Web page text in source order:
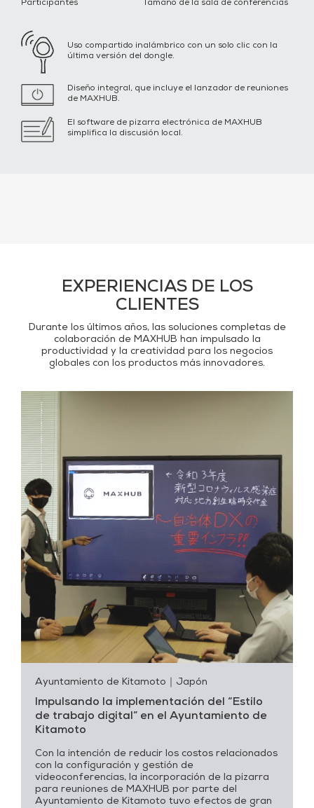
Participantes Tamaño de la sala de conferencias
Uso compartido inalámbrico con un solo clic con la
última versión del dongle.
Diseño integral, que incluye el lanzador de reuniones
de MAXHUB.
El software de pizarra electrónica de MAXHUB
simplifica la discusión local.
EXPERIENCIAS DE LOS
CLIENTES
Durante los últimos años, las soluciones completas de
colaboración de MAXHUB han impulsado la
productividad y la creatividad para los negocios
globales con los productos más innovadores.
Ayuntamiento de Kitamoto ｜Japón
Impulsando la implementación del “Estilo
de trabajo digital” en el Ayuntamiento de
Kitamoto
Con la intención de reducir los costos relacionados
con la configuración y gestión de
videoconferencias, la incorporación de la pizarra
para reuniones de MAXHUB por parte del
Ayuntamiento de Kitamoto tuvo efectos de gran